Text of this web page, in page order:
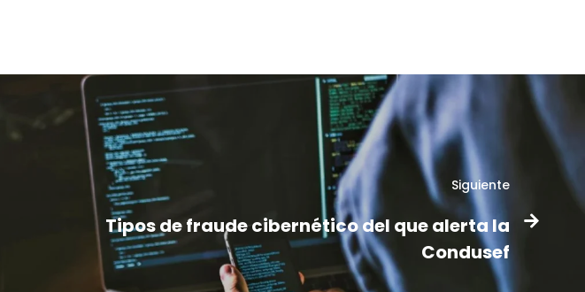
Siguiente
Tipos de fraude cibernético del que alerta la
Condusef